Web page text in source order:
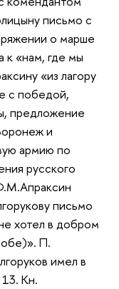
письмо с
о марше
к «нам, где мы
«из лагору
с победой,
предложение
и
армию по
русского
письмо
хотел в добром
П.
имел в
Кн.